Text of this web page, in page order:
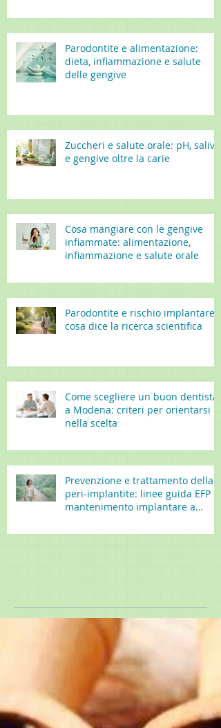
Parodontite e alimentazione:
dieta, infiammazione e salute
delle gengive
Zuccheri e salute orale: pH, saliva
e gengive oltre la carie
Cosa mangiare con le gengive
infiammate: alimentazione,
infiammazione e salute orale
Parodontite e rischio implantare:
cosa dice la ricerca scientifica
Come scegliere un buon dentista
a Modena: criteri per orientarsi
nella scelta
Prevenzione e trattamento della
peri-implantite: linee guida EFP e
mantenimento implantare a